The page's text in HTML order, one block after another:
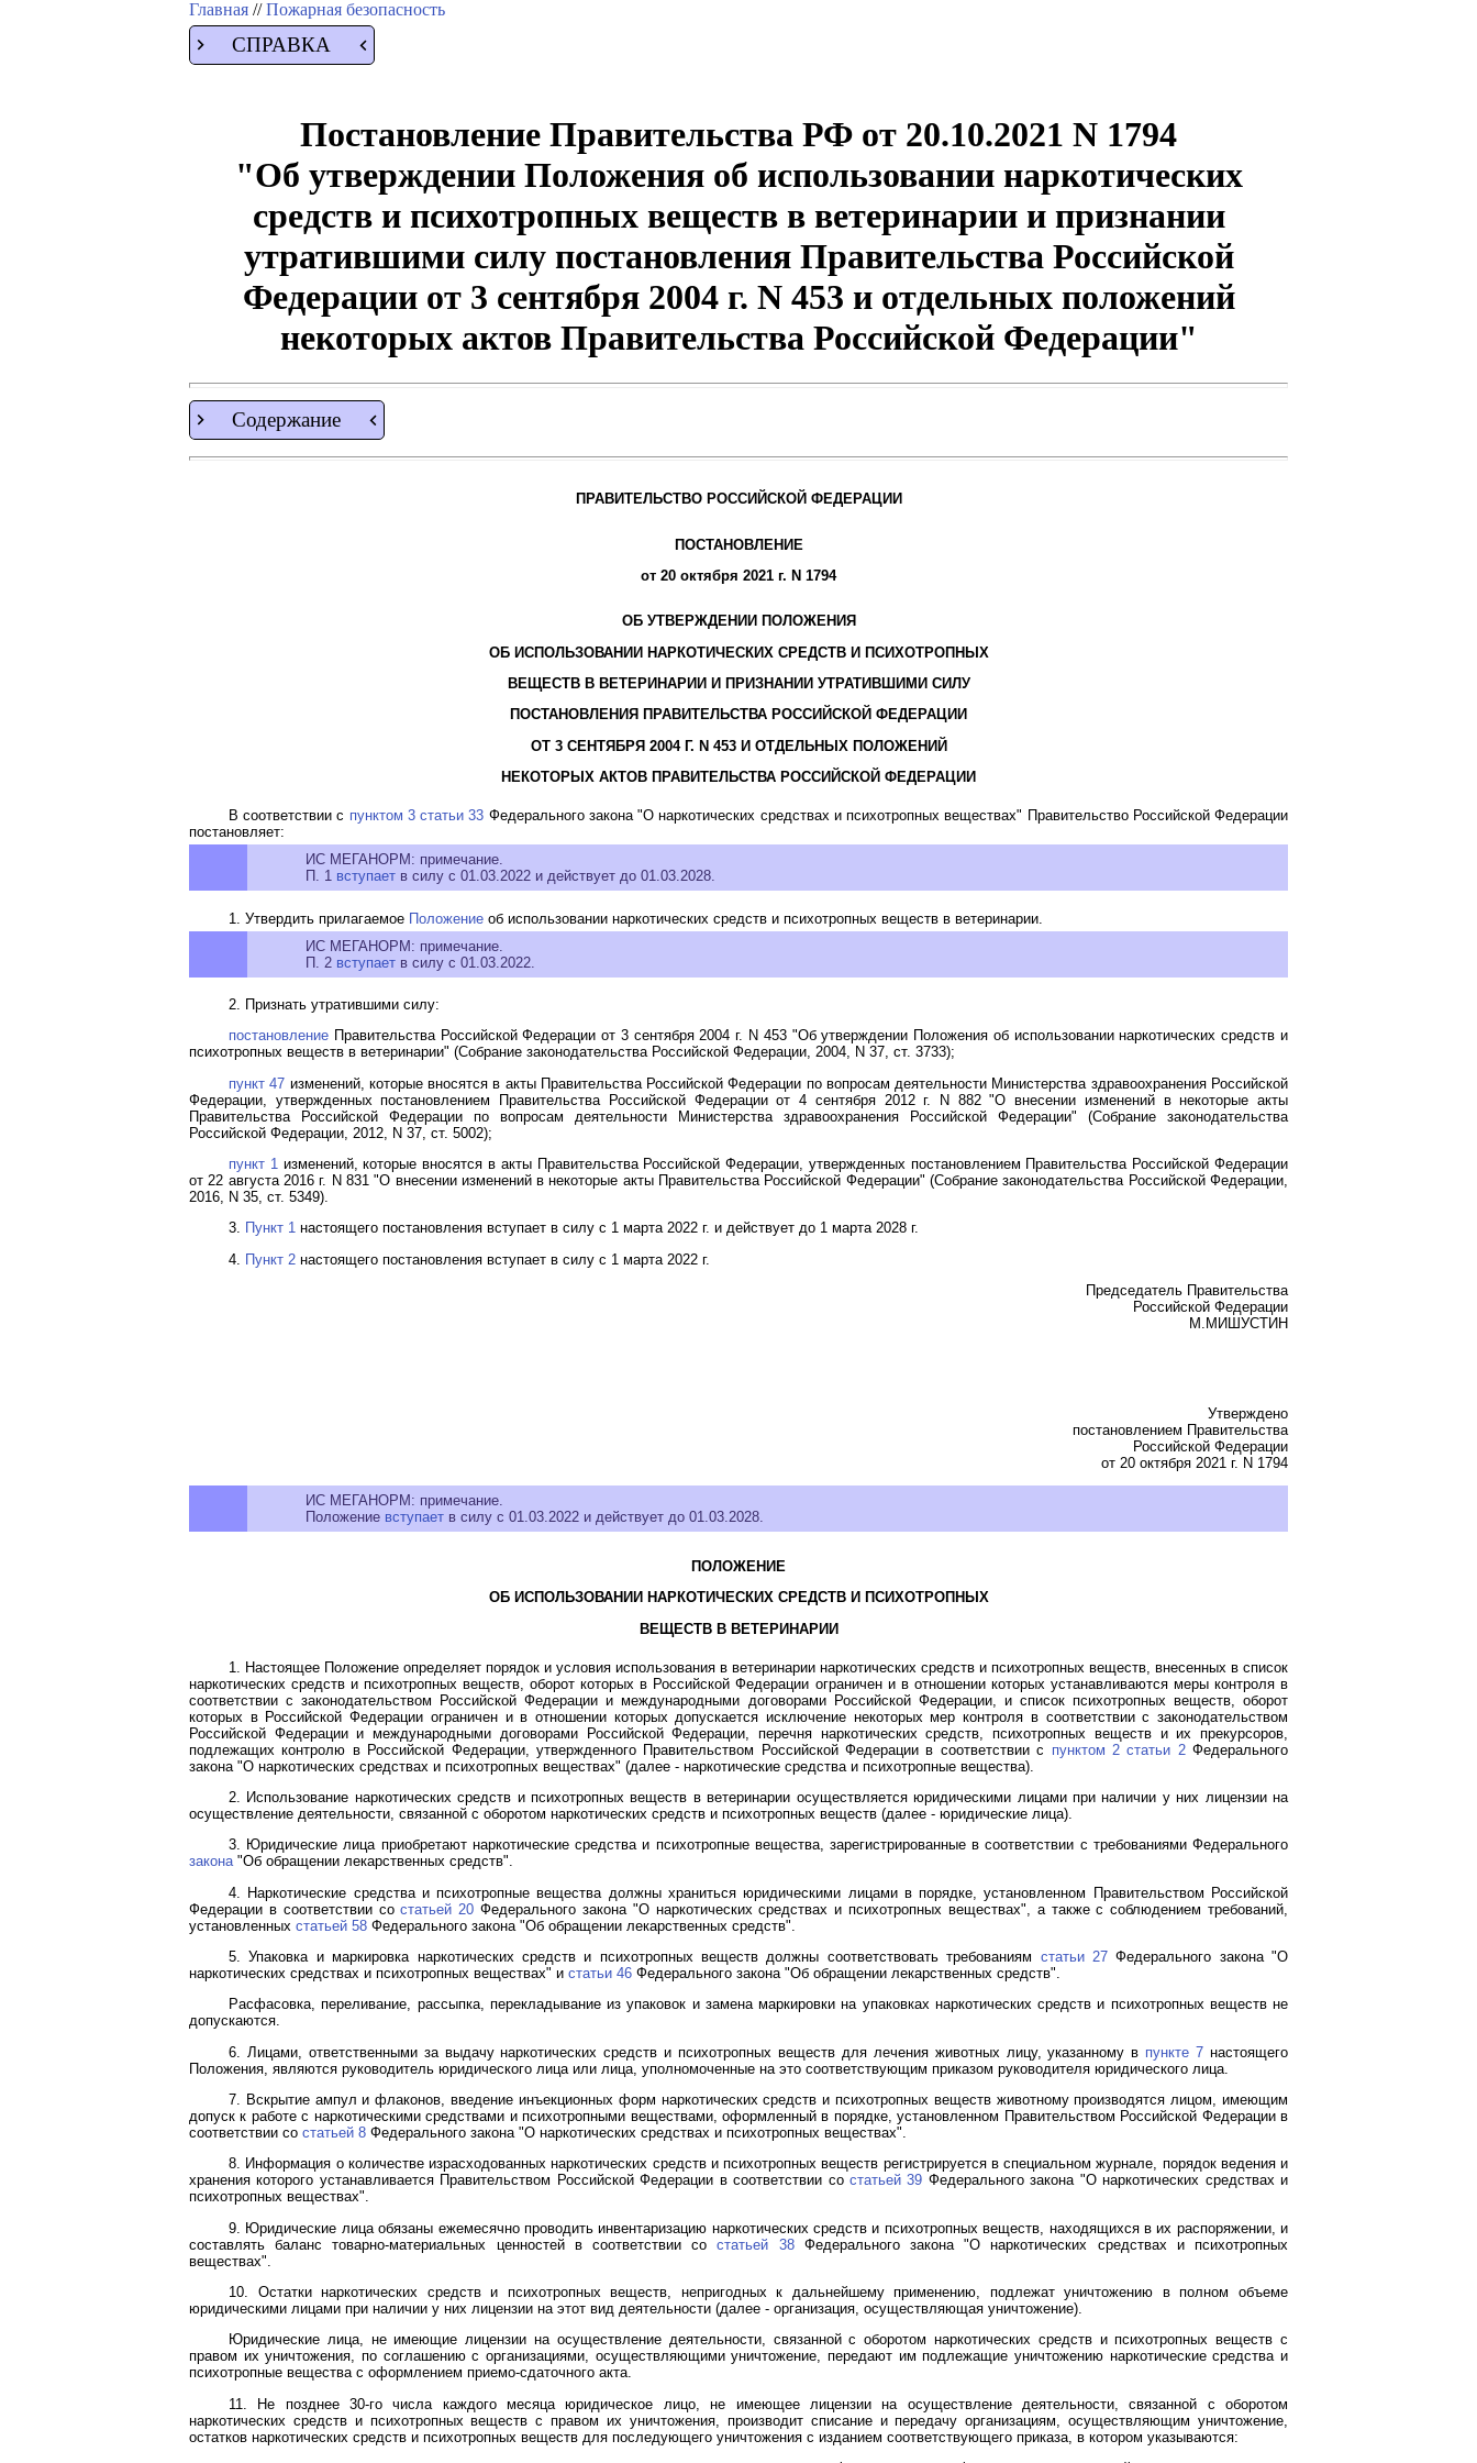
Главная //Пожарная безопасность
СПРАВКА
Постановление Правительства РФ от 20.10.2021 N 1794
"Об утверждении Положения об использовании наркотических
средств и психотропных веществ в ветеринарии и признании
утратившими силу постановления Правительства Российской
Федерации от 3 сентября 2004 г. N 453 и отдельных положений
некоторых актов Правительства Российской Федерации"
Содержание
ПРАВИТЕЛЬСТВО РОССИЙСКОЙ ФЕДЕРАЦИИ
ПОСТАНОВЛЕНИЕ
от 20 октября 2021 г. N 1794
ОБ УТВЕРЖДЕНИИ ПОЛОЖЕНИЯ
ОБ ИСПОЛЬЗОВАНИИ НАРКОТИЧЕСКИХ СРЕДСТВ И ПСИХОТРОПНЫХ
ВЕЩЕСТВ В ВЕТЕРИНАРИИ И ПРИЗНАНИИ УТРАТИВШИМИ СИЛУ
ПОСТАНОВЛЕНИЯ ПРАВИТЕЛЬСТВА РОССИЙСКОЙ ФЕДЕРАЦИИ
ОТ 3 СЕНТЯБРЯ 2004 Г. N 453 И ОТДЕЛЬНЫХ ПОЛОЖЕНИЙ
НЕКОТОРЫХ АКТОВ ПРАВИТЕЛЬСТВА РОССИЙСКОЙ ФЕДЕРАЦИИ
В соответствии с пунктом 3 статьи 33 Федерального закона "О наркотических средствах и психотропных веществах" Правительство Российской Федерации
постановляет:
ИС МЕГАНОРМ: примечание.
П. 1 вступает в силу с 01.03.2022 и действует до 01.03.2028.
1. Утвердить прилагаемое Положение об использовании наркотических средств и психотропных веществ в ветеринарии.
ИС МЕГАНОРМ: примечание.
П. 2 вступает в силу с 01.03.2022.
2. Признать утратившими силу:
постановление Правительства Российской Федерации от 3 сентября 2004 г. N 453 "Об утверждении Положения об использовании наркотических средств и
психотропных веществ в ветеринарии" (Собрание законодательства Российской Федерации, 2004, N 37, ст. 3733);
пункт 47 изменений, которые вносятся в акты Правительства Российской Федерации по вопросам деятельности Министерства здравоохранения Российской
Федерации, утвержденных постановлением Правительства Российской Федерации от 4 сентября 2012 г. N 882 "О внесении изменений в некоторые акты
Правительства Российской Федерации по вопросам деятельности Министерства здравоохранения Российской Федерации" (Собрание законодательства
Российской Федерации, 2012, N 37, ст. 5002);
пункт 1изменений, которые вносятся в акты Правительства Российской Федерации, утвержденных постановлением Правительства Российской Федерации
от 22 августа 2016 г. N 831 "О внесении изменений в некоторые акты Правительства Российской Федерации" (Собрание законодательства Российской Федерации,
2016, N 35, ст. 5349).
3. Пункт 1 настоящего постановления вступает в силу с 1 марта 2022 г. и действует до 1 марта 2028 г.
4.
Пункт 2 настоящего постановления вступает в силу с 1 марта 2022 г.
Председатель Правительства
Российской Федерации
М.МИШУСТИН
Утверждено
постановлением Правительства
Российской Федерации
от 20 октября 2021 г. N 1794
ИС МЕГАНОРМ: примечание.
Положение вступает в силу с 01.03.2022 и действует до 01.03.2028.
ПОЛОЖЕНИЕ
ОБ ИСПОЛЬЗОВАНИИ НАРКОТИЧЕСКИХ СРЕДСТВ И ПСИХОТРОПНЫХ
ВЕЩЕСТВ В ВЕТЕРИНАРИИ
1. Настоящее Положение определяет порядок и условия использования в ветеринарии наркотических средств и психотропных веществ, внесенных в список
наркотических средств и психотропных веществ, оборот которых в Российской Федерации ограничен и в отношении которых устанавливаются меры контроля в
соответствии с законодательством Российской Федерации и международными договорами Российской Федерации, и список психотропных веществ, оборот
которых в Российской Федерации ограничен и в отношении которых допускается исключение некоторых мер контроля в соответствии с законодательством
Российской Федерации и международными договорами Российской Федерации, перечня наркотических средств, психотропных веществ и их прекурсоров,
подлежащих контролю в Российской Федерации, утвержденного Правительством Российской Федерации в соответствии с пунктом 2 статьи 2Федерального
закона "О наркотических средствах и психотропных веществах" (далее - наркотические средства и психотропные вещества).
2. Использование наркотических средств и психотропных веществ в ветеринарии осуществляется юридическими лицами при наличии у них лицензии на
осуществление деятельности, связанной с оборотом наркотических средств и психотропных веществ (далее - юридические лица).
3. Юридические лица приобретают наркотические средства и психотропные вещества, зарегистрированные в соответствии с требованиями Федерального
закона"Об обращении лекарственных средств".
4. Наркотические средства и психотропные вещества должны храниться юридическими лицами в порядке, установленном Правительством Российской
Федерации в соответствии состатьей 20 Федерального закона "О наркотических средствах и психотропных веществах", а также с соблюдением требований,
установленных статьей 58 Федерального закона "Об обращении лекарственных средств".
5. Упаковка и маркировка наркотических средств и психотропных веществ должны соответствовать требованиям статьи 27Федерального закона "О
наркотических средствах и психотропных веществах" и статьи 46 Федерального закона "Об обращении лекарственных средств".
Расфасовка, переливание, рассыпка, перекладывание из упаковок и замена маркировки на упаковках наркотических средств и психотропных веществ не
допускаются.
6. Лицами, ответственными за выдачу наркотических средств и психотропных веществ для лечения животных лицу, указанному в пункте 7 настоящего
Положения, являются руководитель юридического лица или лица, уполномоченные на это соответствующим приказом руководителя юридического лица.
7. Вскрытие ампул и флаконов, введение инъекционных форм наркотических средств и психотропных веществ животному производятся лицом, имеющим
допуск к работе с наркотическими средствами и психотропными веществами, оформленный в порядке, установленном Правительством Российской Федерации в
соответствии со статьей 8 Федерального закона "О наркотических средствах и психотропных веществах".
8. Информация о количестве израсходованных наркотических средств и психотропных веществ регистрируется в специальном журнале, порядок ведения и
хранения которого устанавливается Правительством Российской Федерации в соответствии со статьей 39 Федерального закона "О наркотических средствах и
психотропных веществах".
9. Юридические лица обязаны ежемесячно проводить инвентаризацию наркотических средств и психотропных веществ, находящихся в их распоряжении, и
составлять баланс товарно-материальных ценностей в соответствии состатьей 38Федерального закона "О наркотических средствах и психотропных
веществах".
10. Остатки наркотических средств и психотропных веществ, непригодных к дальнейшему применению, подлежат уничтожению в полном объеме
юридическими лицами при наличии у них лицензии на этот вид деятельности (далее - организация, осуществляющая уничтожение).
Юридические лица, не имеющие лицензии на осуществление деятельности, связанной с оборотом наркотических средств и психотропных веществ с
правом их уничтожения, по соглашению с организациями, осуществляющими уничтожение, передают им подлежащие уничтожению наркотические средства и
психотропные вещества с оформлением приемо-сдаточного акта.
11. Не позднее 30-го числа каждого месяца юридическое лицо, не имеющее лицензии на осуществление деятельности, связанной с оборотом
наркотических средств и психотропных веществ с правом их уничтожения, производит списание и передачу организациям, осуществляющим уничтожение,
остатков наркотических средств и психотропных веществ для последующего уничтожения с изданием соответствующего приказа, в котором указываются: